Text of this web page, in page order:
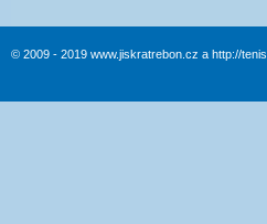
© 2009 - 2019 www.jiskratrebon.cz a http://